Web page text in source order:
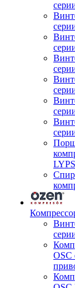
LYPS
OSC